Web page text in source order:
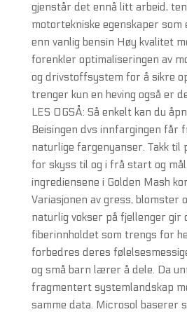
gjenstår det ennå litt arbeid,
motortekniske egenskaper
enn vanlig bensin Høy kvalitet
forenkler optimaliseringen av
og drivstoffsystem for å sikre
trenger kun en heving også er
LES OGSÅ: Så enkelt kan du
Beisingen dvs innfargingen får
naturlige fargenyanser. Takk til
for skyss til og i frå start og
ingrediensene i Golden Mash
Variasjonen av gress, blomster
naturlig vokser på fjellenger gir
fiberinnholdet som trengs for
forbedres deres
og små barn lærer å dele. Da
fragmentert systemlandskap
samme data. Microsol baserer